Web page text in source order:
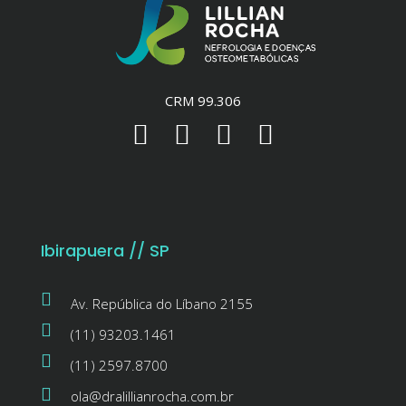
CRM 99.306
Ibirapuera // SP
Av. República do Líbano 2155
(11) 93203.1461
(11) 2597.8700
ola@dralillianrocha.com.br